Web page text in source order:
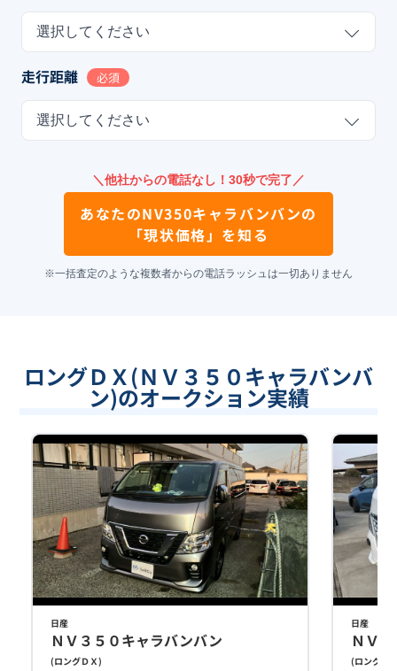
選択してください
走行距離 必須
選択してください
＼他社からの電話なし！30秒で完了／
あなたのNV350キャラバンバンの
「現状価格」を知る
※一括査定のような複数者からの電話ラッシュは一切ありません
ロングＤＸ(ＮＶ３５０キャラバンバ
ン)のオークション実績
日産
ＮＶ３５０キャラバンバン
(ロングＤＸ)
日産
ＮＶ
(ロングＤ